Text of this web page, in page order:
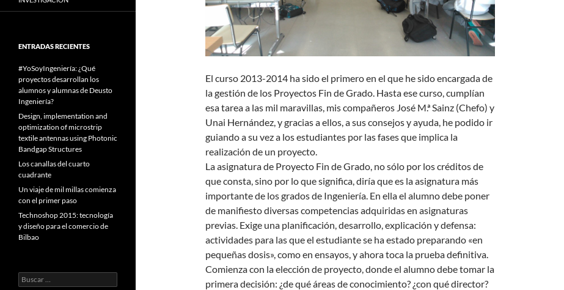
El curso 2013-2014 ha sido el primero en el que he sido encargada de
la gestión de los Proyectos Fin de Grado. Hasta ese curso, cumplían
esa tarea a las mil maravillas, mis compañeros José M.ª Sainz (Chefo) y
Unai Hernández, y gracias a ellos, a sus consejos y ayuda, he podido ir
guiando a su vez a los estudiantes por las fases que implica la
realización de un proyecto.
La asignatura de Proyecto Fin de Grado, no sólo por los créditos de
que consta, sino por lo que significa, diría que es la asignatura más
importante de los grados de Ingeniería. En ella el alumno debe poner
de manifiesto diversas competencias adquiridas en asignaturas
previas. Exige una planificación, desarrollo, explicación y defensa:
actividades para las que el estudiante se ha estado preparando «en
pequeñas dosis», como en ensayos, y ahora toca la prueba definitiva.
Comienza con la elección de proyecto, donde el alumno debe tomar la
primera decisión: ¿de qué áreas de conocimiento? ¿con qué director?
ENTRADAS RECIENTES
#YoSoyIngeniería: ¿Qué
proyectos desarrollan los
alumnos y alumnas de Deusto
Ingeniería?
Design, implementation and
optimization of microstrip
textile antennas using Photonic
Bandgap Structures
Los canallas del cuarto
cuadrante
Un viaje de mil millas comienza
con el primer paso
Technoshop 2015: tecnología
y diseño para el comercio de
Bilbao
Buscar: